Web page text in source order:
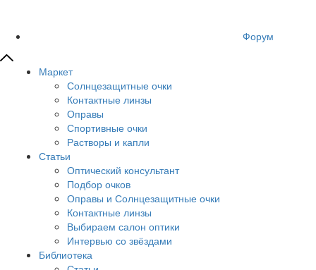
Форум
Маркет
Солнцезащитные очки
Контактные линзы
Оправы
Спортивные очки
Растворы и капли
Статьи
Оптический консультант
Подбор очков
Оправы и Солнцезащитные очки
Контактные линзы
Выбираем салон оптики
Интервью со звёздами
Библиотека